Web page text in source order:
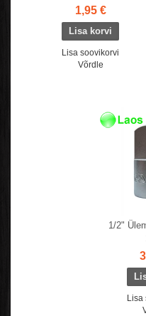
1,95 €
Lisa soovikorvi
Võrdle
1/2"
Lisa